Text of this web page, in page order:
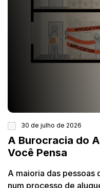
30 de julho de 2026
A Burocracia do
Você Pensa
A maioria das pessoas
num processo de